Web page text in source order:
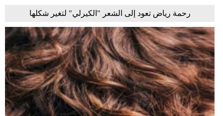
رحمة رياض تعود إلى الشعر "الكيرلي" لتغير شكلها